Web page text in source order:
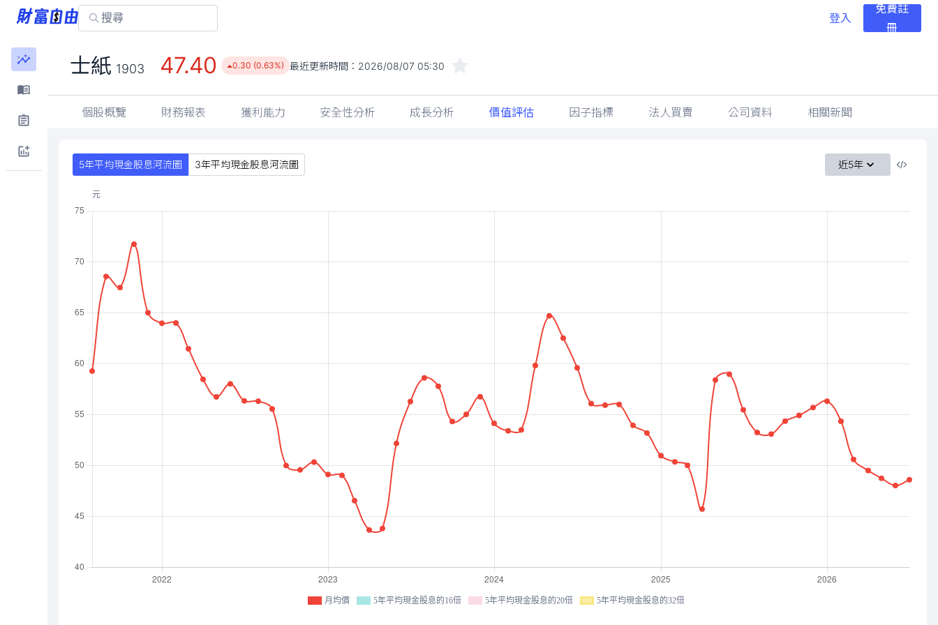
登入
免費註
冊
士紙 1903 47.40 0.30 (0.63%) 最近更新時間： 2026/08/07 05:30
個股概覽 財務報表 獲利能力 安全性分析 成長分析 價值評估 因子指標 法人買賣 公司資料 相關新聞
5年平均現金股息河流圖 3年平均現金股息河流圖 近5年
月均價 5年平均現金股息的16倍 5年平均現金股息的20倍 5年平均現金股息的32倍